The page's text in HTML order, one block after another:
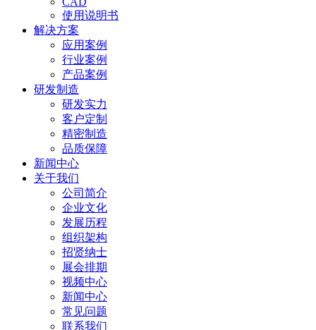
使用说明书
解决方案
应用案例
行业案例
产品案例
研发制造
研发实力
客户定制
精密制造
品质保障
新闻中心
关于我们
公司简介
企业文化
发展历程
组织架构
招贤纳士
展会排期
视频中心
新闻中心
常见问题
联系我们